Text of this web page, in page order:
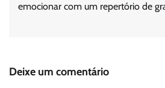
emocionar com um repertório de
Deixe um comentário